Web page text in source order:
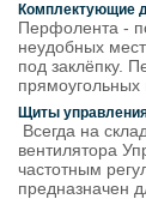
Комплектующие
Перфолента -
неудобных
под заклёпку.
прямоугольных
Щиты
Всегда на
вентилятора
частотным
предназначен